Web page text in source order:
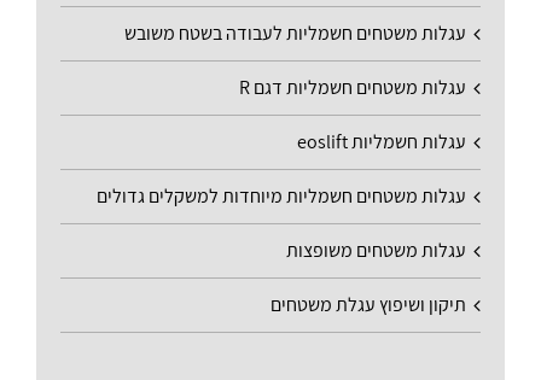
עגלות משטחים חשמליות לעבודה בשטח משובש
עגלות משטחים חשמליות דגם R
עגלות חשמליות eoslift
עגלות משטחים חשמליות מיוחדות למשקלים גדולים
עגלות משטחים משופצות
תיקון ושיפוץ עגלת משטחים